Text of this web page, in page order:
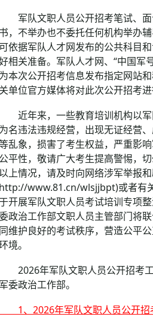
队文职人员公开招考笔试、面
，不举办也不委托任何机构举办
依据军队人才网发布的公共科目
相关准备。军队人才网、“中国军
本次公开招考信息发布指定网站
单位官方媒体将对此次公开招考进
年来，一些教育培训机构以军
名违法违规经营，出现无证经营
乱象，损害了考生权益，严重影
平性，敬请广大考生提高警惕，
上情况，请及时向网络涉军举报和
www.81.cn/wlsjjbpt)或者有
开展军队文职人员考试培训专项
政治工作部文职人员主管部门将
维护良好的考试秩序，营造公平
境。
年军队文职人员公开招考工
委政治工作部。
、2026年军队文职人员公开招